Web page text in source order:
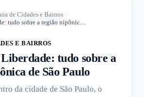
de Cidades e Bairros /
Bairro da Liberdade: tudo sobre a região nipônica de São Paulo
E BAIRROS
tudo sobre a
de São Paulo
da cidade de São Paulo, o